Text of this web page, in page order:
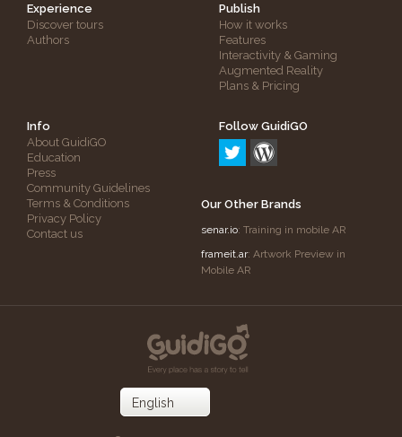
Experience
Discover tours
Authors
Publish
How it works
Features
Interactivity & Gaming
Augmented Reality
Plans & Pricing
Info
About GuidiGO
Education
Press
Community Guidelines
Terms & Conditions
Privacy Policy
Contact us
Follow GuidiGO
Our Other Brands
senar.io: Training in mobile AR
frameit.ar: Artwork Preview in
Mobile AR